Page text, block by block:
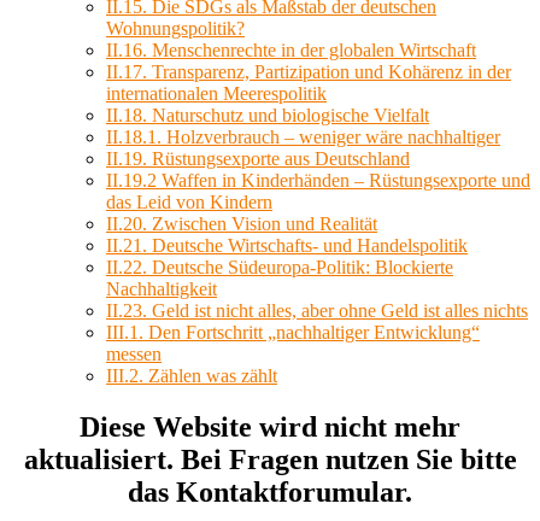
II.15. Die SDGs als Maßstab der deutschen
Wohnungspolitik?
II.16. Menschenrechte in der globalen Wirtschaft
II.17. Transparenz, Partizipation und Kohärenz in der
internationalen Meerespolitik
II.18. Naturschutz und biologische Vielfalt
II.18.1. Holzverbrauch – weniger wäre nachhaltiger
II.19. Rüstungsexporte aus Deutschland
II.19.2 Waffen in Kinderhänden – Rüstungsexporte und
das Leid von Kindern
II.20. Zwischen Vision und Realität
II.21. Deutsche Wirtschafts- und Handelspolitik
II.22. Deutsche Südeuropa-Politik: Blockierte
Nachhaltigkeit
II.23. Geld ist nicht alles, aber ohne Geld ist alles nichts
III.1. Den Fortschritt „nachhaltiger Entwicklung“
messen
III.2. Zählen was zählt
Diese Website wird nicht mehr
aktualisiert. Bei Fragen nutzen Sie bitte
das Kontaktforumular.